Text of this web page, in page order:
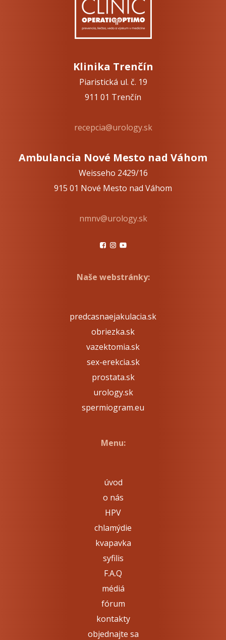
Klinika Trenčín
Piaristická ul. č. 19
911 01 Trenčín
recepcia@urology.sk
Ambulancia Nové Mesto nad Váhom
Weisseho 2429/16
915 01 Nové Mesto nad Váhom
nmnv@urology.sk
Naše webstránky:
predcasnaejakulacia.sk
obriezka.sk
vazektomia.sk
sex-erekcia.sk
prostata.sk
urology.sk
spermiogram.eu
Menu:
úvod
o nás
HPV
chlamýdie
kvapavka
syfilis
F.A.Q
médiá
fórum
kontakty
objednajte sa